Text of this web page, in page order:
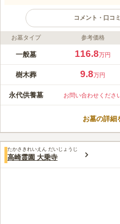
コメント・口コ
ライフドット編集部のコメント
高崎樹木葬は、高崎市にある
晴れた日は広い空の下、気持
お墓には高さがあるので、お
にあたっての入檀は不要で、
す。弘福寺は古くから地域に
て遺骨をお任せできるでしょ
お墓タイプ 参考価格
一般墓 116.8万円
樹木葬 9.8万円
永代供養墓 お問い合わせくださ
お墓の詳細
たかさきれいえん だいじょうじ
高崎霊園 大乗寺